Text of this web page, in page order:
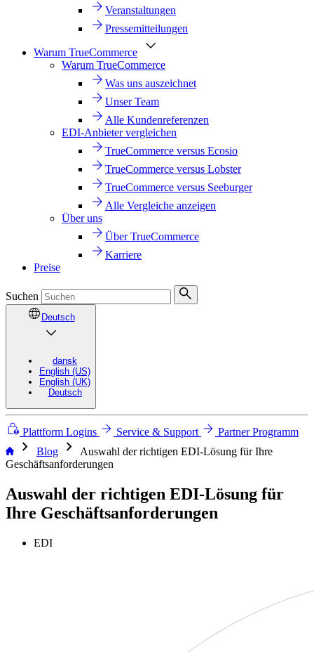
Veranstaltungen
Pressemitteilungen
Warum TrueCommerce
Warum TrueCommerce
Was uns auszeichnet
Unser Team
Alle Kundenreferenzen
EDI-Anbieter vergleichen
TrueCommerce versus Ecosio
TrueCommerce versus Lobster
TrueCommerce versus Seeburger
Alle Vergleiche anzeigen
Über uns
Über TrueCommerce
Karriere
Preise
Suchen
Deutsch
dansk
English (US)
English (UK)
Deutsch
Plattform Logins Service & Support Partner Programm
chevron_right Blog chevron_right
Auswahl der richtigen EDI-Lösung für Ihre
Geschäftsanforderungen
Auswahl der richtigen EDI-Lösung für
Ihre Geschäftsanforderungen
EDI